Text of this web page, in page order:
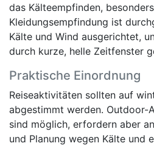
das Kälteempfinden,
Kleidungsempfindung ist
Kälte und Wind ausgerichtet,
durch kurze, helle Zeitfenster
Praktische Einordnung
Reiseaktivitäten sollten auf
abgestimmt werden. Outdoor-
sind möglich, erfordern aber
und Planung wegen Kälte und